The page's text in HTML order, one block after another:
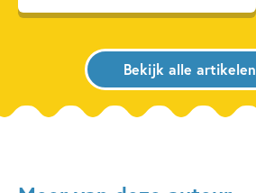
Bekijk alle artikelen